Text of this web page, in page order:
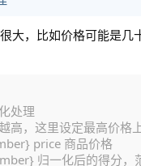
大，比如价格可能是